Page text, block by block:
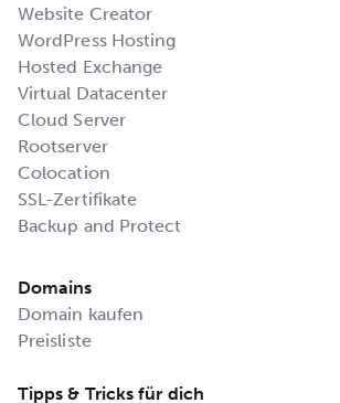
Website Creator
WordPress Hosting
Hosted Exchange
Virtual Datacenter
Cloud Server
Rootserver
Colocation
SSL-Zertifikate
Backup and Protect
Domains
Domain kaufen
Preisliste
Tipps & Tricks für dich